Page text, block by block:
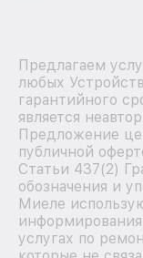
Предлагаем
любых
гарантийного
является
Предложение
публичной
Статьи 437(2)
обозначения и
Миеле
услугах по